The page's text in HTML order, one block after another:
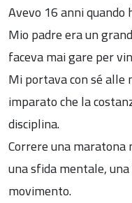
Avevo 16 anni
Mio padre era un
faceva mai gare per
Mi portava con sé alle
imparato che la
disciplina.
Correre una
una sfida mentale,
movimento.